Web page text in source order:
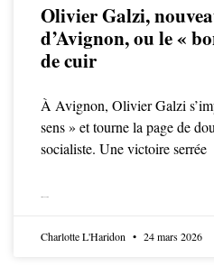
Olivier Galzi,
d’Avignon, ou le «
de cuir
À Avignon, Olivier Galzi
sens » et tourne la page de
socialiste. Une victoire serrée
Charlotte L'Haridon 24 mars 2026